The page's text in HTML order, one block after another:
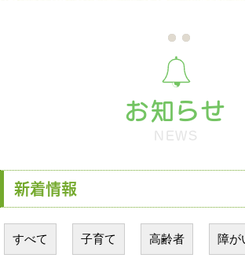
お知らせ
NEWS
新着情報
すべて 子育て 高齢者 障が